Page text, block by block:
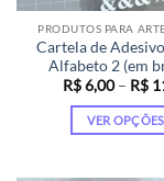
do
PRODUTOS PARA
Cartela de
Alfabeto 2 (em
R$6,00 – R$
VER OPÇÕES